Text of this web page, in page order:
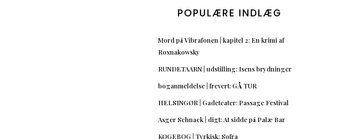
POPULÆRE INDLÆG
Mord på Vibrafonen | kapitel 2: En krimi af
Roxnakowsky
RUNDETAARN | udstilling: Isens brydninger
boganmeldelse | frevert: GÅ TUR
HELSINGØR | Gadeteater: Passage Festival
Asger Schnack | digt: At sidde på Palæ Bar
KOGEBOG | Tyrkisk: Sofra